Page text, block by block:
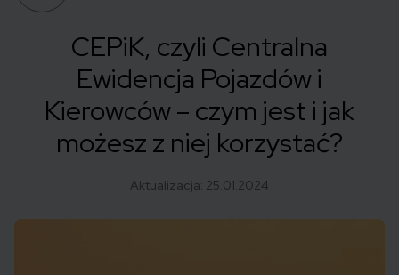
CEPiK, czyli Centralna
Ewidencja Pojazdów i
Kierowców – czym jest i jak
możesz z niej korzystać?
Aktualizacja: 25.01.2024